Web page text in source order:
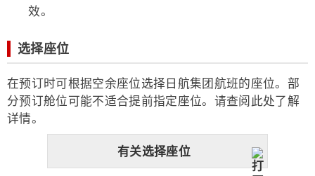
效。
选择座位
在预订时可根据空余座位选择日航集团航班的座位。部
分预订舱位可能不适合提前指定座位。请查阅此处了解
详情。
有关选择座位